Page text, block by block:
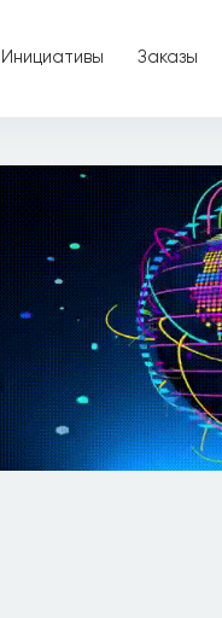
Инициативы Заказы